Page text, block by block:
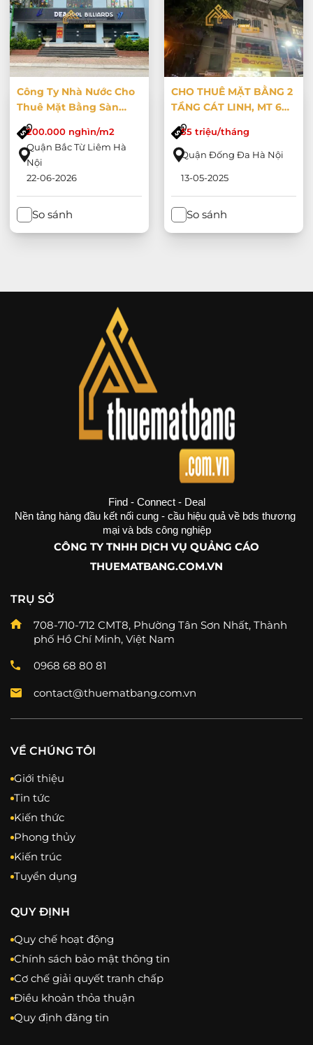
Công Ty Nhà Nước Cho
Thuê Mặt Bằng Sàn
Thương Mại, Khối Đế
Chung Cư Làm Văn
Phòng Kinh Doanh Tại
KĐT Handiresco Cổ
Nhuế - Xuân Đỉnh
200.000 nghìn/m2
Quận Bắc Từ Liêm Hà
Nội
22-06-2026
So sánh
CHO THUÊ MẶT BẰNG 2
TẦNG CÁT LINH, MT 6M,
MẶT ĐƯỜNG + MẶT
NGÕ55 triệu/tháng
Quận Đống Đa Hà Nội
13-05-2025
So sánh
Find - Connect - Deal
Nền tảng hàng đầu kết nối cung - cầu hiệu quả về bds thương
mại và bds công nghiệp
CÔNG TY TNHH DỊCH VỤ QUẢNG CÁO
THUEMATBANG.COM.VN
TRỤ SỞ
708-710-712 CMT8, Phường Tân Sơn Nhất, Thành
phố Hồ Chí Minh, Việt Nam
0968 68 80 81
contact@thuematbang.com.vn
VỀ CHÚNG TÔI
Giới thiệu
Tin tức
Kiến thức
Phong thủy
Kiến trúc
Tuyển dụng
QUY ĐỊNH
Quy chế hoạt động
Chính sách bảo mật thông tin
Cơ chế giải quyết tranh chấp
Điều khoản thỏa thuận
Quy định đăng tin